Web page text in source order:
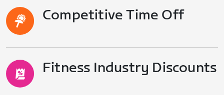
Competitive Time Off
Fitness Industry Discounts